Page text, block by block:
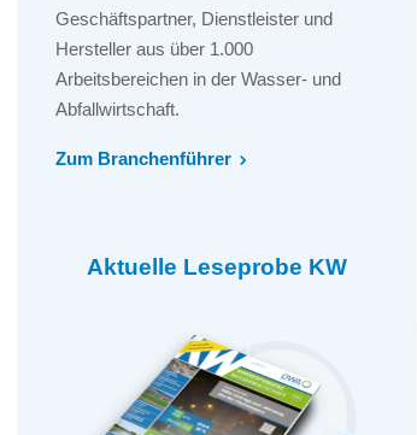
Geschäftspartner, Dienstleister und
Hersteller aus über 1.000
Arbeitsbereichen in der Wasser- und
Abfallwirtschaft.
Zum Branchenführer
Aktuelle Leseprobe KW